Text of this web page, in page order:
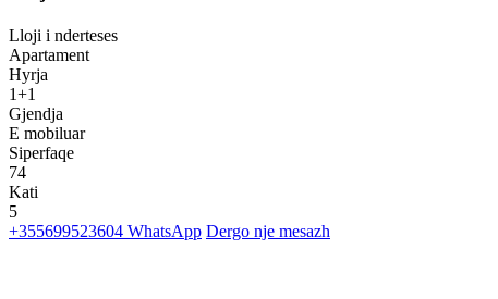
Lloji i nderteses
Apartament
Hyrja
1+1
Gjendja
E mobiluar
Siperfaqe
74
Kati
5
+355699523604 WhatsApp Dergo nje mesazh